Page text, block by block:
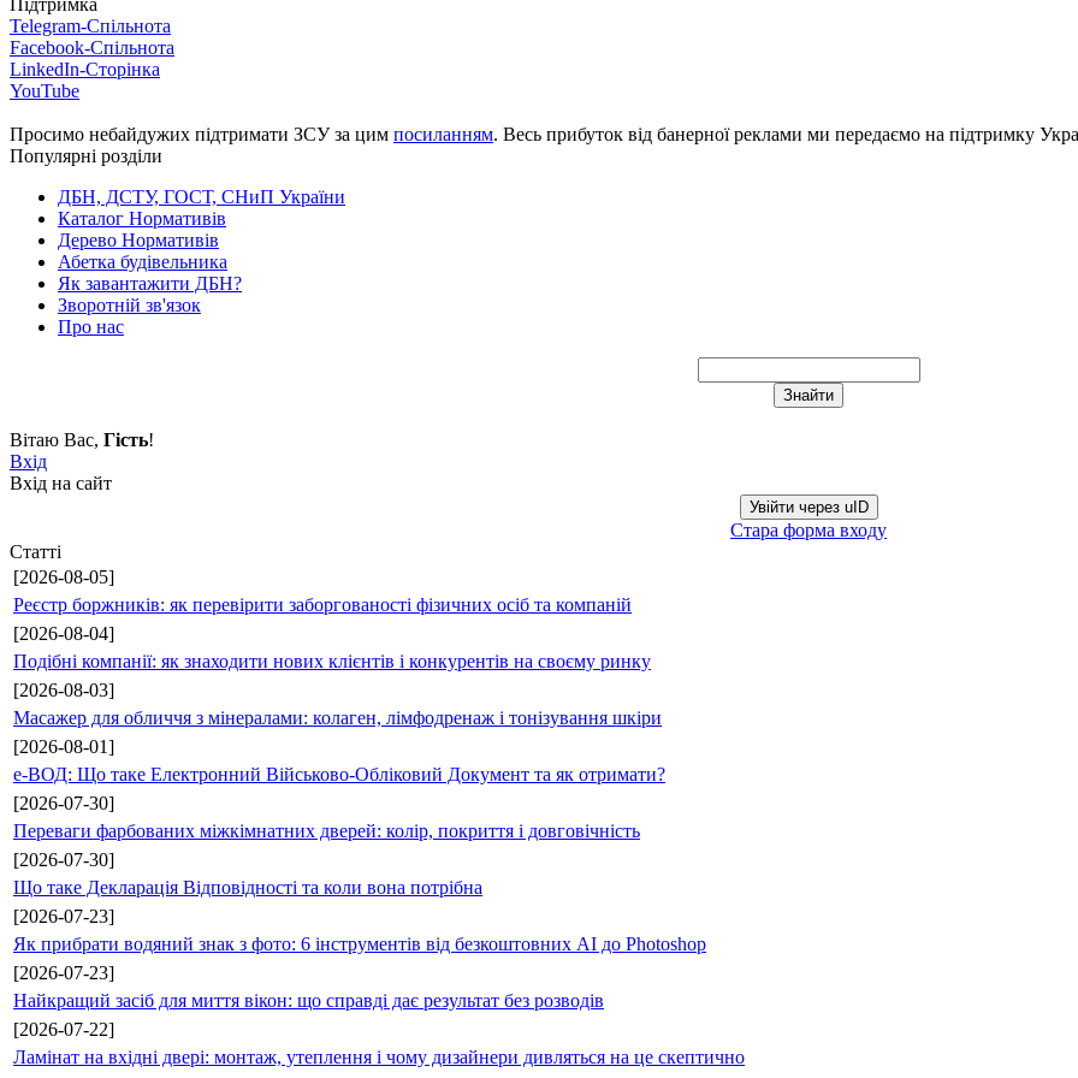
Telegram-Спільнота
Facebook-Спільнота
LinkedIn-Сторінка
YouTube
Просимо небайдужих підтримати ЗСУ за цим посиланням. Весь прибуток від банерної реклами ми передаємо на підтримку
Популярні розділи
ДБН, ДСТУ, ГОСТ, СНиП України
Каталог Нормативів
Дерево Нормативів
Абетка будівельника
Як завантажити ДБН?
Зворотній зв'язок
Про нас
Вітаю Вас, Гість!
Вхід
Вхід на сайт
Увійти через uID
Стара форма входу
Статті
[2026-08-05]
Реєстр боржників: як перевірити заборгованості фізичних осіб та компаній
[2026-08-04]
Подібні компанії: як знаходити нових клієнтів і конкурентів на своєму ринку
[2026-08-03]
Масажер для обличчя з мінералами: колаген, лімфодренаж і тонізування шкіри
[2026-08-01]
е-ВОД: Що таке Електронний Військово-Обліковий Документ та як отримати?
[2026-07-30]
Переваги фарбованих міжкімнатних дверей: колір, покриття і довговічність
[2026-07-30]
Що таке Декларація Відповідності та коли вона потрібна
[2026-07-23]
Як прибрати водяний знак з фото: 6 інструментів від безкоштовних AI до Photoshop
[2026-07-23]
Найкращий засіб для миття вікон: що справді дає результат без розводів
[2026-07-22]
Ламінат на вхідні двері: монтаж, утеплення і чому дизайнери дивляться на це скептично